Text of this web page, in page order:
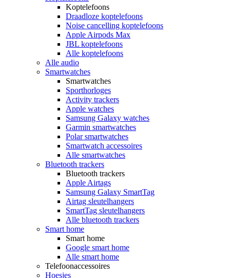
Koptelefoons
Draadloze koptelefoons
Noise cancelling koptelefoons
Apple Airpods Max
JBL koptelefoons
Alle koptelefoons
Alle audio
Smartwatches
Smartwatches
Sporthorloges
Activity trackers
Apple watches
Samsung Galaxy watches
Garmin smartwatches
Polar smartwatches
Smartwatch accessoires
Alle smartwatches
Bluetooth trackers
Bluetooth trackers
Apple Airtags
Samsung Galaxy SmartTag
Airtag sleutelhangers
SmartTag sleutelhangers
Alle bluetooth trackers
Smart home
Smart home
Google smart home
Alle smart home
Telefoonaccessoires
Hoesjes